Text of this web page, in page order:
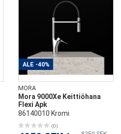
ALE -40%
MORA
Mora 9000Xe Keittiöhana
Flexi Apk
86140010 Kromi
(0)